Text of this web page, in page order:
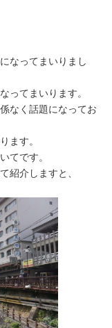
なってまいりまし
ってまいります。
なく話題になってお
ます。
てです。
紹介しますと、